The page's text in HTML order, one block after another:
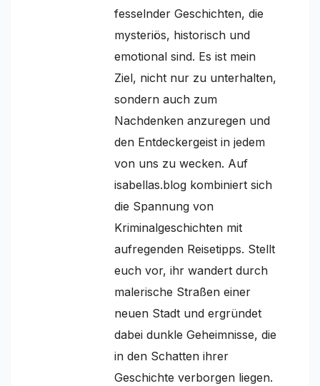
fesselnder Geschichten, die
mysteriös, historisch und
emotional sind. Es ist mein
Ziel, nicht nur zu unterhalten,
sondern auch zum
Nachdenken anzuregen und
den Entdeckergeist in jedem
von uns zu wecken. Auf
isabellas.blog kombiniert sich
die Spannung von
Kriminalgeschichten mit
aufregenden Reisetipps. Stellt
euch vor, ihr wandert durch
malerische Straßen einer
neuen Stadt und ergründet
dabei dunkle Geheimnisse, die
in den Schatten ihrer
Geschichte verborgen liegen.